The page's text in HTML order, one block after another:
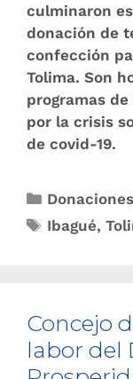
culminaron
donación de
confección
Tolima. Son
programas
por la crisis
de covid-19.
Donaciones
Ibagué,
Concejo
labor del